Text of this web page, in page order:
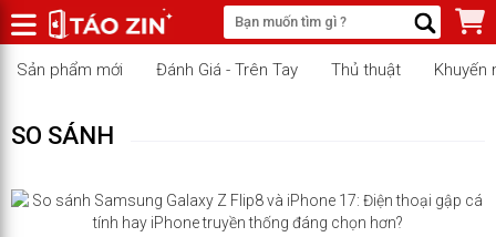
Sản phẩm mới Đánh Giá - Trên Tay Thủ thuật Khuyến
SO SÁNH